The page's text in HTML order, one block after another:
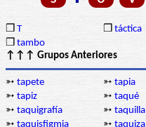
❒ T ❒ táctica
❒ tambo
↑↑↑ Grupos Anteriores
➳ tapete ➳ tapia
➳ tapiz ➳ taqué
➳ taquigrafía ➳ taquilla
➳ taquisfigmia ➳ taquiza